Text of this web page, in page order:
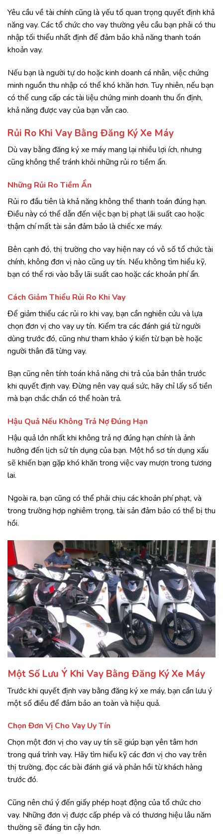
Yêu cầu về tài chính cũng là yếu tố quan trọng quyết định khả
năng vay. Các tổ chức cho vay thường yêu cầu bạn phải có thu
nhập tối thiểu nhất định để đảm bảo khả năng thanh toán
khoản vay.
Nếu bạn là người tự do hoặc kinh doanh cá nhân, việc chứng
minh nguồn thu nhập có thể khó khăn hơn. Tuy nhiên, nếu bạn
có thể cung cấp các tài liệu chứng minh doanh thu ổn định,
khả năng được vay của bạn vẫn cao.
Rủi Ro Khi Vay Bằng Đăng Ký Xe Máy
Dù vay bằng đăng ký xe máy mang lại nhiều lợi ích, nhưng
cũng không thể tránh khỏi những rủi ro tiềm ẩn.
Những Rủi Ro Tiềm Ẩn
Rủi ro đầu tiên là khả năng không thể thanh toán đúng hạn.
Điều này có thể dẫn đến việc bạn bị phạt lãi suất cao hoặc
thậm chí mất tài sản đảm bảo là chiếc xe máy.
Bên cạnh đó, thị trường cho vay hiện nay có vô số tổ chức tài
chính, không đơn vị nào cũng uy tín. Nếu không tìm hiểu kỹ,
bạn có thể rơi vào bẫy lãi suất cao hoặc các khoản phí ẩn.
Cách Giảm Thiểu Rủi Ro Khi Vay
Để giảm thiểu các rủi ro khi vay, bạn cần nghiên cứu và lựa
chọn đơn vị cho vay uy tín. Kiểm tra các đánh giá từ người
dùng trước đó, cũng như tham khảo ý kiến từ bạn bè hoặc
người thân đã từng vay.
Bạn cũng nên tính toán khả năng chi trả của bản thân trước
khi quyết định vay. Đừng nên vay quá sức, hãy chỉ lấy số tiền
mà bạn chắc chắn có thể hoàn trả.
Hậu Quả Nếu Không Trả Nợ Đúng Hạn
Hậu quả lớn nhất khi không trả nợ đúng hạn chính là ảnh
hưởng đến lịch sử tín dụng của bạn. Một hồ sơ tín dụng xấu
sẽ khiến bạn gặp khó khăn trong việc vay mượn trong tương
lai.
Ngoài ra, bạn cũng có thể phải chịu các khoản phí phạt, và
trong trường hợp nghiêm trọng, tài sản đảm bảo có thể bị thu
hồi.
Một Số Lưu Ý Khi Vay Bằng Đăng Ký Xe Máy
Trước khi quyết định vay bằng đăng ký xe máy, bạn cần lưu ý
một số điều để đảm bảo an toàn và hiệu quả.
Chọn Đơn Vị Cho Vay Uy Tín
Chọn một đơn vị cho vay uy tín sẽ giúp bạn yên tâm hơn
trong quá trình vay. Hãy tìm hiểu kỹ các đơn vị cho vay trên
thị trường, đọc các bài đánh giá và phản hồi từ khách hàng
trước đó.
Cũng nên chú ý đến giấy phép hoạt động của tổ chức cho
vay. Những đơn vị được cấp phép và có thương hiệu lâu năm
thường sẽ đáng tin cậy hơn.